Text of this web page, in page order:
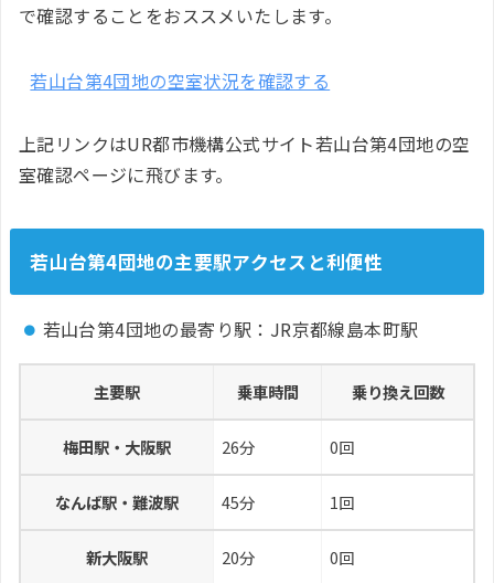
で確認することをおススメいたします。
若山台第4団地の空室状況を確認する
上記リンクはUR都市機構公式サイト若山台第4団地の空
室確認ページに飛びます。
若山台第4団地の主要駅アクセスと利便性
若山台第4団地の最寄り駅：JR京都線島本町駅
主要駅 乗車時間 乗り換え回数
梅田駅・大阪駅 26分 0回
なんば駅・難波駅 45分 1回
新大阪駅 20分 0回